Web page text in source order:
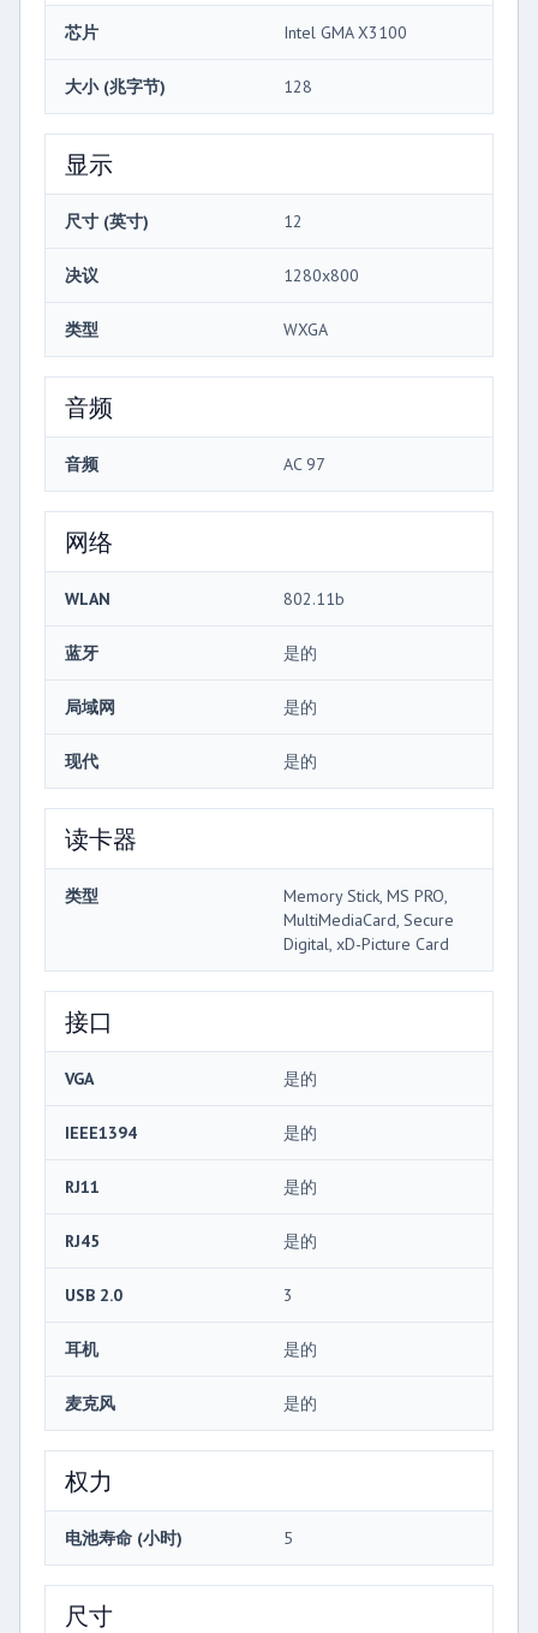
芯片 Intel GMA X3100
大小 (兆字节) 128
显示
尺寸 (英寸) 12
决议 1280x800
类型 WXGA
音频
音频 AC 97
网络
WLAN 802.11b
蓝牙 是的
局域网 是的
现代 是的
读卡器
类型
Memory Stick, MS PRO,
MultiMediaCard, Secure
Digital, xD-Picture Card
接口
VGA 是的
IEEE1394 是的
RJ11 是的
RJ45 是的
USB 2.0 3
耳机 是的
麦克风 是的
权力
电池寿命 (小时) 5
尺寸